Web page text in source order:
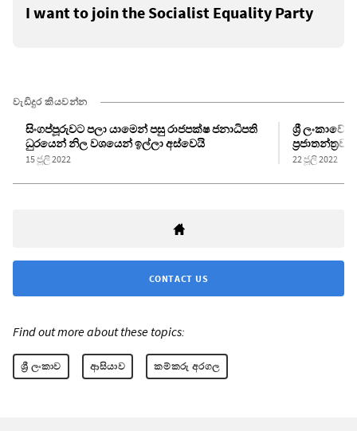
I want to join the Socialist Equality Party
වැඩිදුර කියවන්න
සිංගප්පූරුවට පලා යාමෙන් පසු රාජපක්ෂ ජනාධිපති
ධුරයෙන් නිල වශයෙන් ඉල්ලා අස්වෙයි
15 ජූලි 2022
ශ්‍රී
22 ජූලි 2022
CONTACT US
Find out more about these topics:
ශ්‍රී ලංකාව ආසියාව කම්කරු අරගල